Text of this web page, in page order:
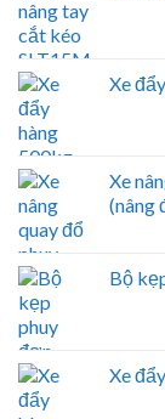
Xe
Xe
(nâng
Bộ
Xe